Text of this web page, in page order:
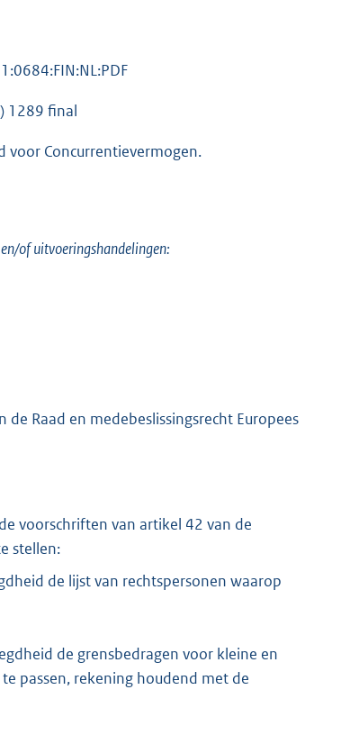
1289 final
voor Concurrentievermogen.
of uitvoeringshandelingen:
Raad en medebeslissingsrecht Europees
voorschriften van artikel 42 van de
stellen:
de lijst van rechtspersonen waarop
de grensbedragen voor kleine en
passen, rekening houdend met de